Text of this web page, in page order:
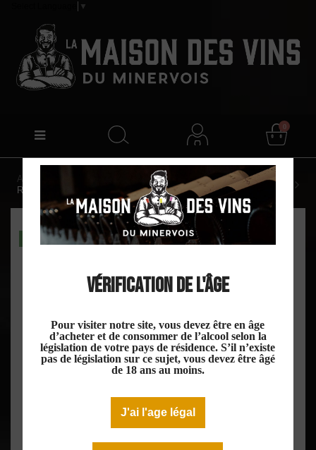
Vérification de l'âge
Pour visiter notre site, vous devez être en âge
d’acheter et de consommer de l’alcool selon la
législation de votre pays de résidence. S’il n’existe
pas de législation sur ce sujet, vous devez être âgé
de 18 ans au moins.
J'ai l'age légal
▼
0
Accueil
Château de Rieux "Demi muid" AOP Minervois
Rouge 2023
DISPO EN MAGASIN